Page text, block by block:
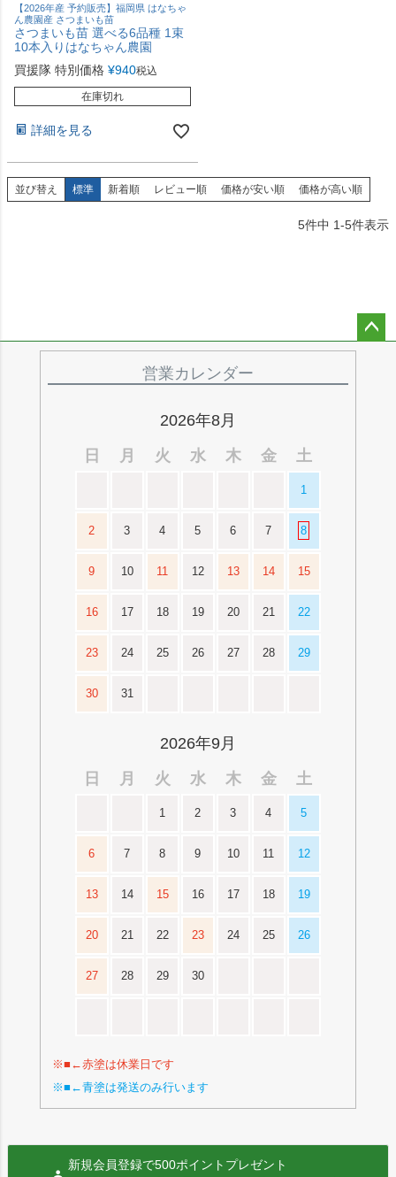
【2026年産 予約販売】福岡県 はなちゃ
ん農園産 さつまいも苗
さつまいも苗 選べる6品種 1束
10本入りはなちゃん農園
買援隊 特別価格 ¥940税込
在庫切れ
詳細を見る
並び替え 標準 新着順 レビュー順 価格が安い順 価格が高い順
5件中 1-5件表示
営業カレンダー
2026年8月
日
月 火 水 木 金 土
1
2 3 4 5 6 7 8
9 10 11 12 13 14 15
16 17 18 19 20 21 22
23 24 25 26 27 28 29
30 31
2026年9月
日
月 火 水 木 金 土
1 2 3 4 5
6 7 8 9 10 11 12
13 14 15 16 17 18 19
20 21 22 23 24 25 26
27 28 29 30
※■←赤塗は休業日です
※■←青塗は発送のみ行います
新規会員登録で500ポイントプレゼント